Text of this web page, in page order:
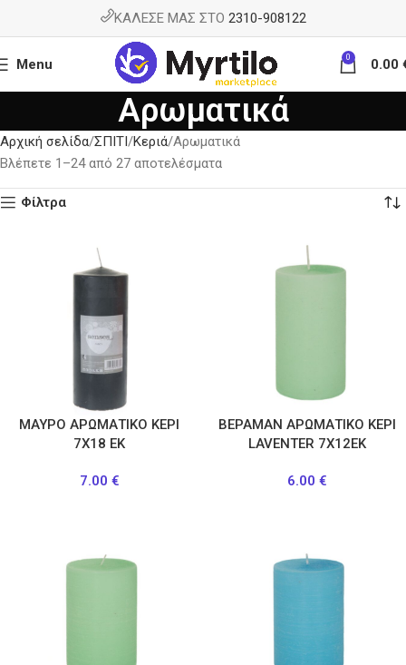
ΚΑΛΕΣΕ ΜΑΣ ΣΤΟ 2310-908122
Menu 0 0.00
Αρωματικά
Αρχική σελίδα ΣΠΙΤΙ Κεριά Αρωματικά
Βλέπετε 1–24 από 27 αποτελέσματα
Φίλτρα
ΜΑΥΡΟ ΑΡΩΜΑΤΙΚΟ ΚΕΡΙ
7Χ18 ΕΚ
7.00 €
ΒΕΡΑΜΑΝ ΑΡΩΜΑΤΙΚΟ ΚΕΡΙ
LAVENTER 7Χ12ΕΚ
6.00 €